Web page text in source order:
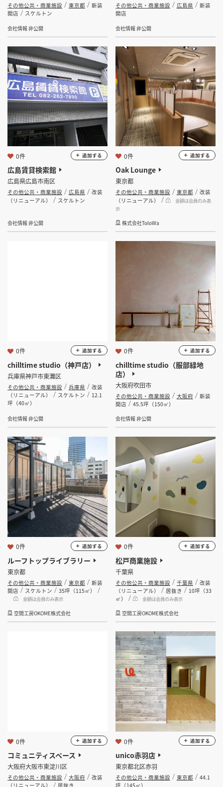
その他公共・商業施設 東京都
新装
開店
スケルトン
会社情報 非公開
その他公共・商業施設 広島県
新装
開店
会社情報 非公開
広島賃貸検索館
広島県広島市南区
その他公共・商業施設 広島県
改装
（リニューアル）
スケルトン
会社情報 非公開
0件 追加する
Oak Lounge
東京都
その他公共・商業施設 東京都
改装
（リニューアル）
金額は会員のみ表
示
株式会社ToloWa
0件 追加する
chilltime studio（神戸店）
兵庫県神戸市東灘区
その他公共・商業施設 兵庫県
改装
（リニューアル）
スケルトン
12.1
坪（40㎡）
会社情報 非公開
0件 追加する
chilltime studio（服部緑地
店）
大阪府吹田市
その他公共・商業施設 大阪府
新装
開店
45.5坪（150㎡）
会社情報 非公開
0件 追加する
ルーフトップライブラリー
東京都
その他公共・商業施設 東京都
新装
開店
スケルトン 35坪（115㎡）
金額は会員のみ表示
空間工房OKOME株式会社
0件 追加する
松戸商業施設
千葉県
その他公共・商業施設 千葉県
改装
（リニューアル）
居抜き
10坪（33
㎡）
金額は会員のみ表示
空間工房OKOME株式会社
0件 追加する
コミュニティスペース
大阪府大阪市東淀川区
その他公共・商業施設 大阪府
改装
（リニューアル）
居抜き
0件 追加する
unico赤羽店
東京都北区赤羽
その他公共・商業施設 東京都
44.1
坪（145㎡）
0件 追加する